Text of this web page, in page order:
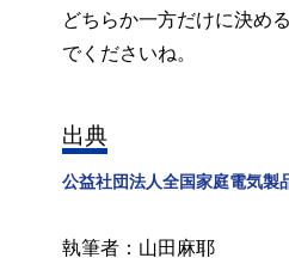
どちらか一方だけに決め
でくださいね。
出典
公益社団法人全国家庭電気製
執筆者：山田麻耶